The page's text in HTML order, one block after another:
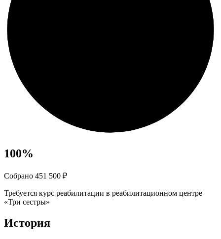
100%
Собрано 451 500 ₽
Требуется курс реабилитации в реабилитационном центре
«Три сестры»
История